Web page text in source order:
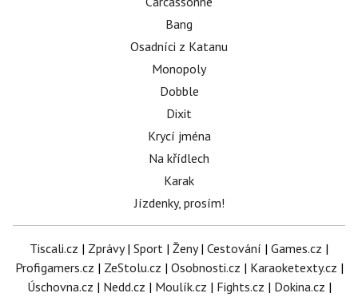
Bang
Osadníci z Katanu
Monopoly
Dobble
Dixit
Krycí jména
Na křídlech
Karak
Jízdenky, prosím!
Tiscali.cz | Zprávy| Sport | Ženy| Cestování | Games.cz |
Profigamers.cz | ZeStolu.cz | Osobnosti.cz | Karaoketexty.cz |
Úschovna.cz | Nedd.cz | Moulík.cz | Fights.cz | Dokina.cz |